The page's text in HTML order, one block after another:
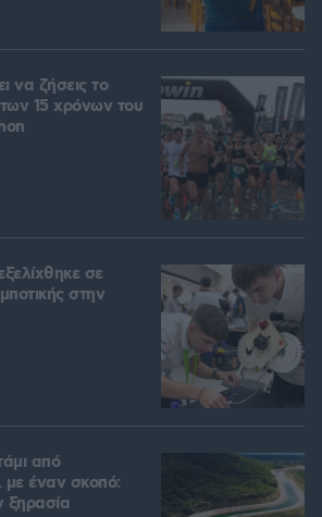
να ζήσεις το
των 15 χρόνων του
σε
στην
από
με έναν σκοπό:
ξηρασία